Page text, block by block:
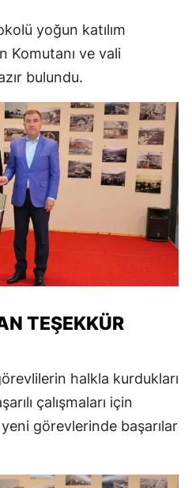
yoğun katılım
Komutanı ve vali
bulundu.
TEŞEKKÜR
halkla kurdukları
çalışmaları için
görevlerinde başarılar